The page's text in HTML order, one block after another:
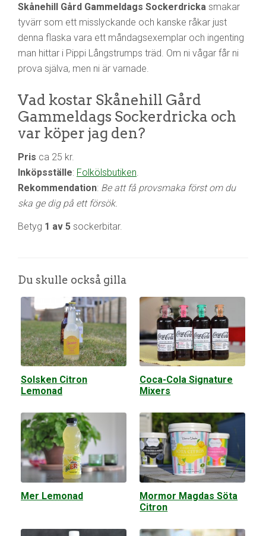
Skånehill Gård Gammeldags Sockerdricka smakar
tyvärr som ett misslyckande och kanske råkar just
denna flaska vara ett måndagsexemplar och ingenting
man hittar i Pippi Långstrumps träd. Om ni vågar får ni
prova själva, men ni är varnade.
Vad kostar Skånehill Gård
Gammeldags Sockerdricka och
var köper jag den?
Pris ca 25 kr.
Inköpsställe: Folkölsbutiken
Rekommendation: Be att få provsmaka först om du
ska ge dig på ett försök.
Betyg 1 av 5 sockerbitar.
Du skulle också gilla
Solsken Citron
Lemonad
Coca-Cola Signature
Mixers
Mer Lemonad
Mormor Magdas Söta
Citron